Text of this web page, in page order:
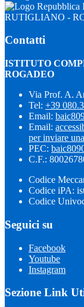
RUTIGLIANO -
Contatti
ISTITUTO
ROGADEO
Via Prof. A.
Tel: +39
Email:
Email:
per inviare
PEC:
C.F.:
Codice
Codice iPA:
Codice
Seguici su
Facebook
Youtube
Instagram
Sezione Link